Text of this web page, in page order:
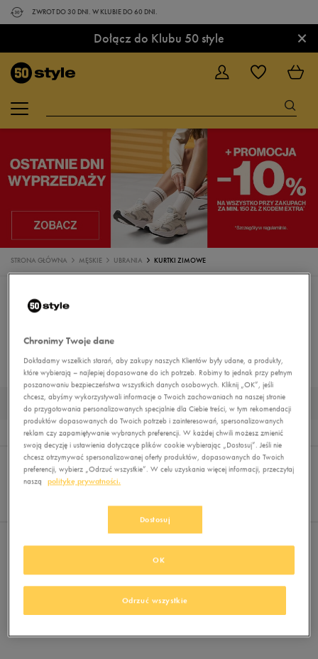
ZWROT DO 30 DNI. W KLUBIE DO 60 DNI.
Dołącz do Klubu 50 style ×
STRONA GŁÓWNA MĘSKIE UBRANIA KURTKI ZIMOWE
KOSZULKI
SPODNIE KOMPLETY DRESOWE
KURTKI PRZEJŚCIOWE KURTKI ZIMOWE MUST HAVE
KURTKI ZIMOWE MĘSKIE KOLOR GRANATOWY
0
Wyników
Sortuj:
REKOMENDOWANE
FILTRUJ (1)
Pokaż
z 0
Wybrane filtry: GRANATOWY Wyczyść filtry
Chronimy Twoje dane
Dokładamy wszelkich starań, aby zakupy naszych Klientów były udane, a produkty,
które wybierają – najlepiej dopasowane do ich potrzeb. Robimy to jednak przy pełnym
poszanowaniu bezpieczeństwa wszystkich danych osobowych. Kliknij „OK”, jeśli
chcesz, abyśmy wykorzystywali informacje o Twoich zachowaniach na naszej stronie
do przygotowania personalizowanych specjalnie dla Ciebie treści, w tym rekomendacji
produktów dopasowanych do Twoich potrzeb i zainteresowań, spersonalizowanych
reklam czy zapamiętywanie wybranych preferencji. W każdej chwili możesz zmienić
swoją decyzję i ustawienia dotyczące plików cookie wybierając „Dostosuj”. Jeśli nie
chcesz otrzymywać spersonalizowanej oferty produktów, dopasowanych do Twoich
preferencji, wybierz „Odrzuć wszystkie”. W celu uzyskania więcej informacji, przeczytaj
naszą
politykę prywatności.
Dostosuj
Odrzuć wszystkie
OK